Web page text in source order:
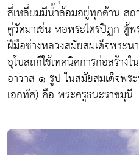
สี่เหลี่ยมมีน้ำล้อมอยู่ทุกด้าน ส
คู่วัดมาเช่น หอพระไตรปิฏก ตู้
ฝีมือช่างหลวงสมัยสมเด็จพระ
อุโบสถก็ใช้เทคนิคการก่อสร้าง
อาวาส ๑ รูป ในสมัยสมเด็จพร
เอกทัศ) คือ พระครูธนะราชมุนี